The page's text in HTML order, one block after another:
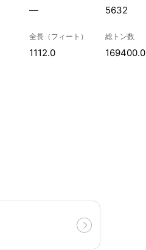
— 5632
全長（フィート）
1112.0
総トン数
169400.0